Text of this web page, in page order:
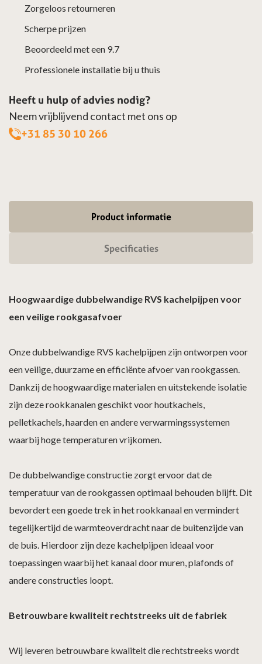
Zorgeloos retourneren
Scherpe prijzen
Beoordeeld met een 9.7
Professionele installatie bij u thuis
Heeft u hulp of advies nodig?
Neem vrijblijvend contact met ons op
+31 85 30 10 266
Product informatie
Specificaties
Hoogwaardige dubbelwandige RVS kachelpijpen voor
een veilige rookgasafvoer
Onze dubbelwandige RVS kachelpijpen zijn ontworpen voor
een veilige, duurzame en efficiënte afvoer van rookgassen.
Dankzij de hoogwaardige materialen en uitstekende isolatie
zijn deze rookkanalen geschikt voor houtkachels,
pelletkachels, haarden en andere verwarmingssystemen
waarbij hoge temperaturen vrijkomen.
De dubbelwandige constructie zorgt ervoor dat de
temperatuur van de rookgassen optimaal behouden blijft. Dit
bevordert een goede trek in het rookkanaal en vermindert
tegelijkertijd de warmteoverdracht naar de buitenzijde van
de buis. Hierdoor zijn deze kachelpijpen ideaal voor
toepassingen waarbij het kanaal door muren, plafonds of
andere constructies loopt.
Betrouwbare kwaliteit rechtstreeks uit de fabriek
Wij leveren betrouwbare kwaliteit die rechtstreeks wordt